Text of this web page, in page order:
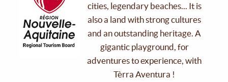
cities, legendary beaches... It is
also a land with strong cultures
and an outstanding heritage. A
gigantic playground, for
adventures to experience, with
Tèrra Aventura !